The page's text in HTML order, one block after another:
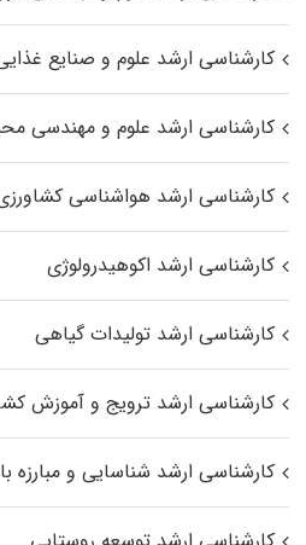
کارشناسی ارشد علوم و صنایع
کارشناسی ارشد علوم و مهندسی
کارشناسی ارشد هواشناسی
کارشناسی ارشد اکوهیدرولوژی
کارشناسی ارشد تولیدات گیاهی
کارشناسی ارشد ترویج و آموزش
کارشناسی ارشد شناسایی و مبارزه